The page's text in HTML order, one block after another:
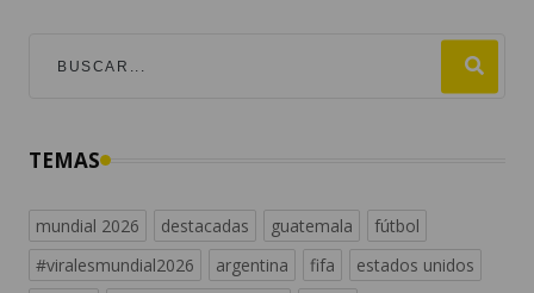
TEMAS
mundial 2026 destacadas guatemala
fútbol
#viralesmundial2026
argentina fifa
estados unidos